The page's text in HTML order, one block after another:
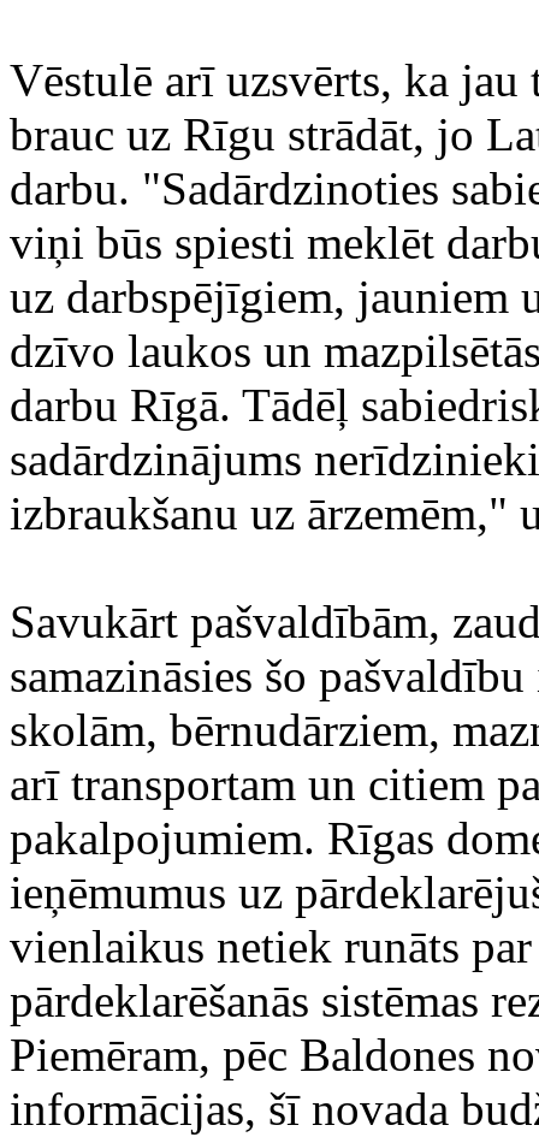
Vēstulē arī uzsvērts, ka
brauc uz Rīgu strādāt, jo
darbu. "Sadārdzinoties
viņi būs spiesti meklēt
uz darbspējīgiem, jauniem
dzīvo laukos un
darbu Rīgā. Tādēļ
sadārdzinājums
izbraukšanu uz
Savukārt pašvaldībām,
samazināsies šo
skolām, bērnudārziem,
arī transportam un citiem
pakalpojumiem. Rīgas
ieņēmumus uz
vienlaikus netiek runāts
pārdeklarēšanās sistēmas
Piemēram, pēc Baldones
informācijas, šī novada